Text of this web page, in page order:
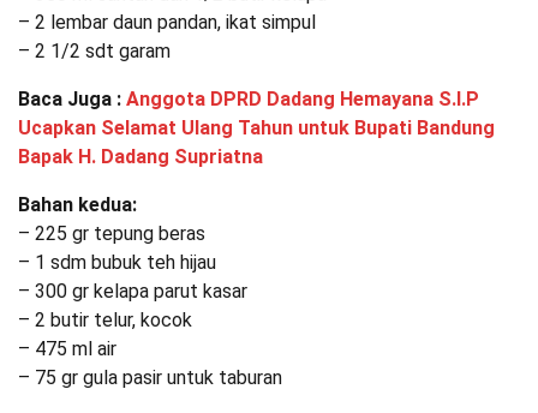
– 2 lembar daun pandan, ikat simpul
– 2 1/2 sdt garam
Baca Juga : Anggota DPRD Dadang Hemayana S.I.P
Ucapkan Selamat Ulang Tahun untuk Bupati Bandung
Bapak H. Dadang Supriatna
Bahan kedua:
– 225 gr tepung beras
– 1 sdm bubuk teh hijau
– 300 gr kelapa parut kasar
– 2 butir telur, kocok
– 475 ml air
– 75 gr gula pasir untuk taburan